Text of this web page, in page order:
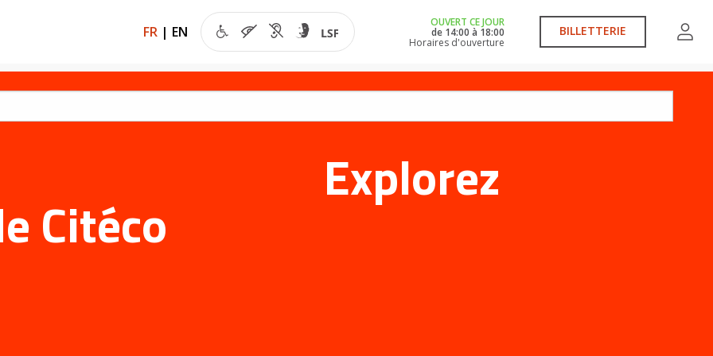
FR | EN
OUVERT CE JOUR
de 14:00 à 18:00
Horaires d'ouverture
BILLETTERIE
Explorez
Citéco